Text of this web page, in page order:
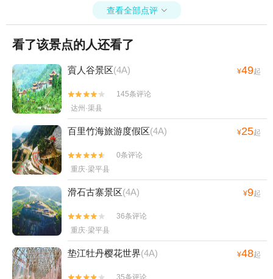
查看全部点评 
看了该景点的人还看了
賨人谷景区(4A) ¥49起


145条评论
达州·渠县
百里竹海旅游度假区(4A) ¥25起


0条评论
重庆·梁平县
滑石古寨景区(4A) ¥9起


36条评论
重庆·梁平县
垫江牡丹樱花世界(4A) ¥48起

 35条评论